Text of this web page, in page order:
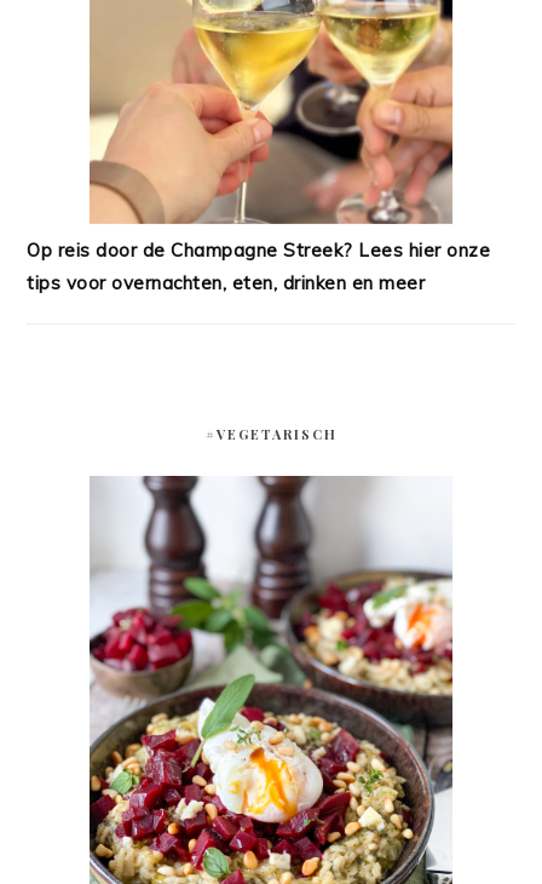
Op reis door de Champagne Streek? Lees hier onze
tips voor overnachten, eten, drinken en meer
#VEGETARISCH